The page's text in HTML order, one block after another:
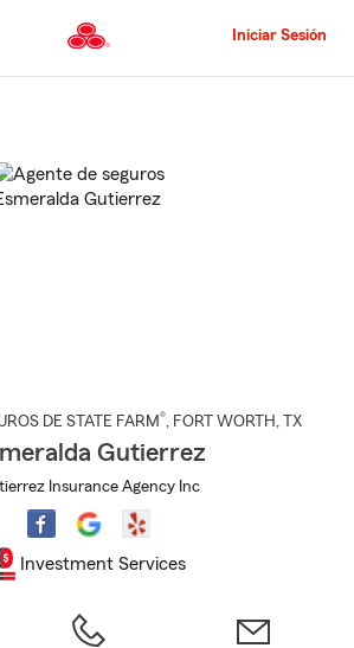
al
principal
Iniciar Sesión
DE STATE FARM®, FORT WORTH , TX
Gutierrez
Insurance Agency Inc
Investment Services